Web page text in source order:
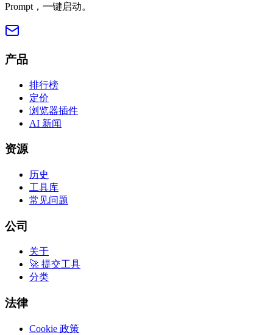
Prompt，一键启动。
产品
排行榜
定价
浏览器插件
AI 新闻
资源
历史
工具库
常见问题
公司
关于
🚀 提交工具
分类
法律
Cookie 政策